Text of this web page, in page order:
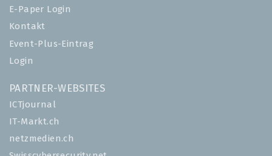
E-Paper Login
Kontakt
Event-Plus-Eintrag
Login
PARTNER-WEBSITES
ICTjournal
IT-Markt.ch
netzmedien.ch